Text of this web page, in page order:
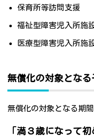
保育所等訪問支援
福祉型障害児入所施
医療型障害児入所施
無償化の対象となる
無償化の対象となる期間
「満３歳になって